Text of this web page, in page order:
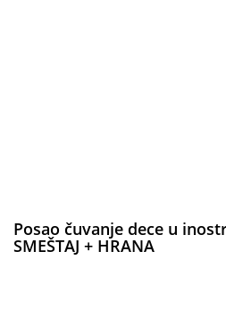
Posao čuvanje dece u
SMEŠTAJ + HRANA